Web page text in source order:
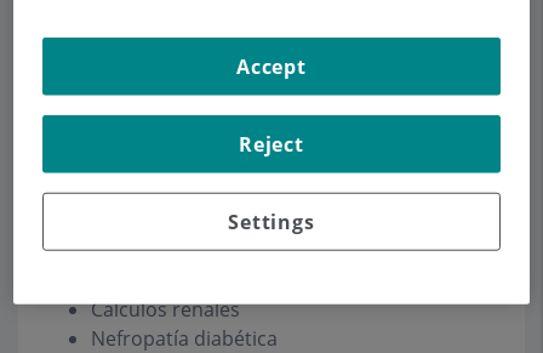
Nefrología
Infección urinaria
Insuficiencia renal aguda
Cálculos renales
Nefropatía diabética
Settings
Reject
Accept